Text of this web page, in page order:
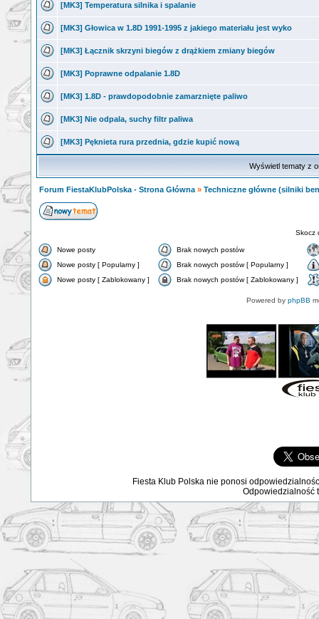
[MK3] Temperatura silnika i spalanie
[MK3] Głowica w 1.8D 1991-1995 z jakiego materiału jest wyko
[MK3] Łącznik skrzyni biegów z drążkiem zmiany biegów
[MK3] Poprawne odpalanie 1.8D
[MK3] 1.8D - prawdopodobnie zamarznięte paliwo
[MK3] Nie odpala, suchy filtr paliwa
[MK3] Pęknieta rura przednia, gdzie kupić nową
Wyświetl tematy z
Forum FiestaKlubPolska - Strona Główna » Techniczne główne (silniki
Skocz
Nowe posty
Brak nowych postów
Nowe posty [ Popularny ]
Brak nowych postów [ Popularny ]
Nowe posty [ Zablokowany ]
Brak nowych postów [ Zablokowany ]
Powered by phpBB
Fiesta Klub Polska nie ponosi
Odpowiedzialność